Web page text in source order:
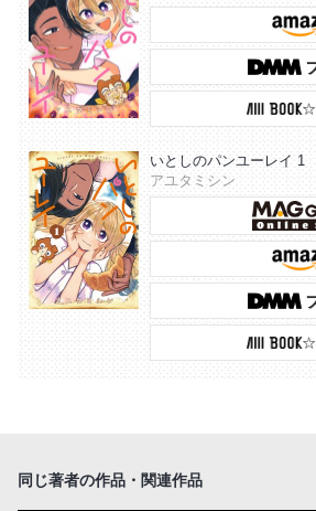
いとしのパンユーレイ 1
アユタミシン
同じ著者の作品・関連作品